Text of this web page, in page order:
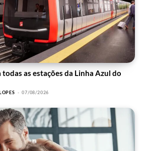
todas as estações da Linha Azul do
- 07/08/2026